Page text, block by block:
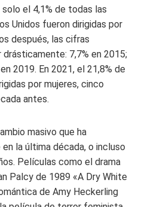
el 4,1% de todas las
Unidos fueron dirigidas por
después, las cifras
drásticamente: 7,7% en 2015;
2019. En 2021, el 21,8% de
por mujeres, cinco
antes.
masivo que ha
la última década, o incluso
Películas como el drama
Palcy de 1989 «A Dry White
de Amy Heckerling